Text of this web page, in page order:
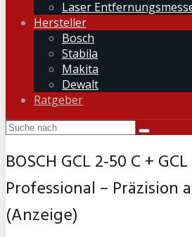
Laser
Hersteller
Bosch
Stabila
Makita
Dewalt
Ratgeber
BOSCH GCL 2-50 C +
Professional – Präzision
(Anzeige)